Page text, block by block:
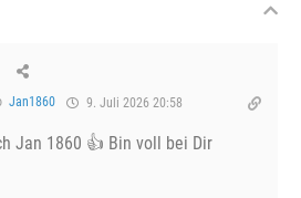
Jan1860 9. Juli 2026 20:58
Jan 1860 👍 Bin voll bei Dir